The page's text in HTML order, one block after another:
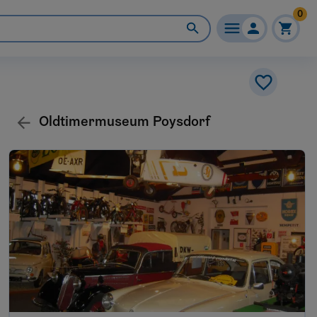
0
Oldtimermuseum Poysdorf
2170 Poysdorf
Vino Versum WEIN+TRAUBEN
Welt
2170 Poysdorf
Oldtimermuseum Poysdorf